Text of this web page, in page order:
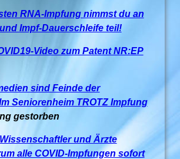
RNA-Impfung nimmst du an
Impf-Dauerschleife teil!
Video zum Patent NR:EP
sind Feinde der
Seniorenheim TROTZ Impfung
gestorben
und Ärzte
alle COVID-Impfungen sofort